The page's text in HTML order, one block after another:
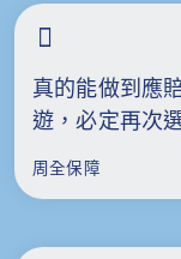
真的能做到應
遊，必定再次
周全保障